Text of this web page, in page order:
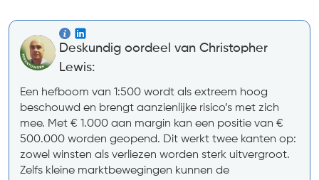
Deskundig oordeel van Christopher
Lewis:
Een hefboom van 1:500 wordt als extreem hoog
beschouwd en brengt aanzienlijke risico’s met zich
mee. Met € 1.000 aan margin kan een positie van €
500.000 worden geopend. Dit werkt twee kanten op:
zowel winsten als verliezen worden sterk uitvergroot.
Zelfs kleine marktbewegingen kunnen de